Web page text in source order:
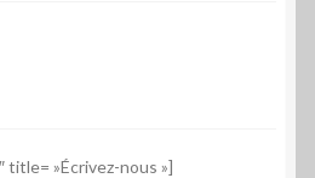
»Écrivez-nous »]